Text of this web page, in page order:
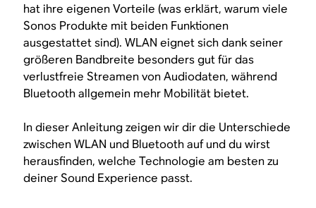
hat ihre eigenen Vorteile (was erklärt, warum viele
Sonos Produkte mit beiden Funktionen
ausgestattet sind). WLAN eignet sich dank seiner
größeren Bandbreite besonders gut für das
verlustfreie Streamen von Audiodaten, während
Bluetooth allgemein mehr Mobilität bietet.
In dieser Anleitung zeigen wir dir die Unterschiede
zwischen WLAN und Bluetooth auf und du wirst
herausfinden, welche Technologie am besten zu
deiner Sound Experience passt.